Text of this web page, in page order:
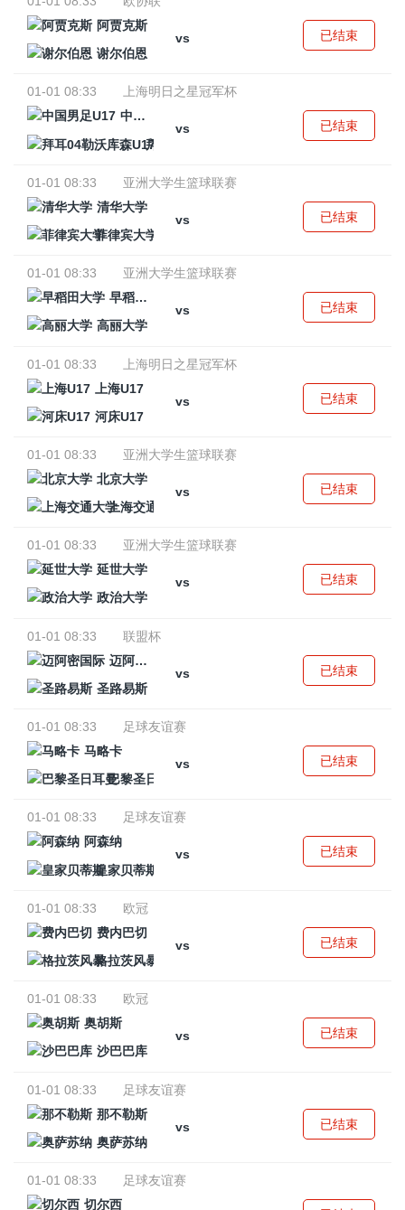
阿贾克斯
vs
谢尔伯恩
已结束
01-01 08:33
上海明日之星冠军杯
中国男足U17
vs
拜耳04勒沃库森U17
已结束
01-01 08:33
亚洲大学生篮球联赛
清华大学
vs
菲律宾大学
已结束
01-01 08:33
亚洲大学生篮球联赛
早稻田大学
vs
高丽大学
已结束
01-01 08:33
上海明日之星冠军杯
上海U17
vs
河床U17
已结束
01-01 08:33
亚洲大学生篮球联赛
北京大学
vs
上海交通大学
已结束
01-01 08:33
亚洲大学生篮球联赛
延世大学
vs
政治大学
已结束
01-01 08:33
联盟杯
迈阿密国际
vs
圣路易斯
已结束
01-01 08:33
足球友谊赛
马略卡
vs
巴黎圣日耳曼
已结束
01-01 08:33
足球友谊赛
阿森纳
vs
皇家贝蒂斯
已结束
01-01 08:33
欧冠
费内巴切
vs
格拉茨风暴
已结束
01-01 08:33
欧冠
奥胡斯
vs
沙巴巴库
已结束
01-01 08:33
足球友谊赛
那不勒斯
vs
奥萨苏纳
已结束
01-01 08:33
足球友谊赛
切尔西